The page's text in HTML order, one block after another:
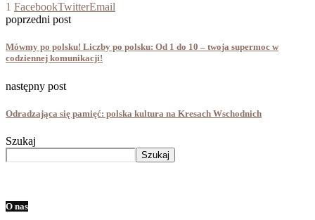
1 FacebookTwitterEmail
poprzedni post
Mówmy po polsku! Liczby po polsku: Od 1 do 10 – twoja supermoc w
codziennej komunikacji!
następny post
Odradzająca się pamięć: polska kultura na Kresach Wschodnich
Szukaj
Szukaj
O nas